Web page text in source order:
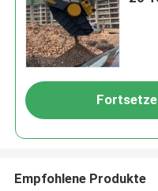
Empfohlene Produkte